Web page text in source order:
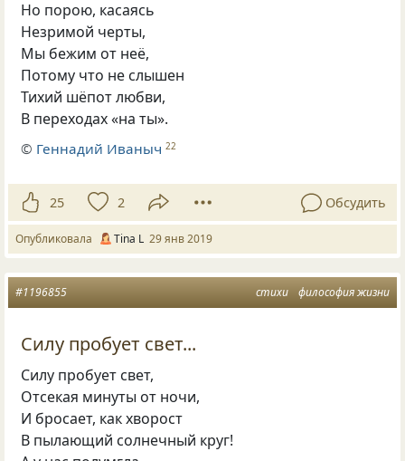
Но порою, касаясь
Незримой черты,
Мы бежим от неё,
Потому что не слышен
Тихий шёпот любви,
В переходах«на ты».
© Геннадий Иваныч 22
25 2 Обсудить
Опубликовала Tina L 29 янв 2019
стихи философия жизни
#1196855
Силу пробует свет...
Силу пробует свет,
Отсекая минуты от ночи,
И бросает, как хворост
В пылающий солнечный круг!